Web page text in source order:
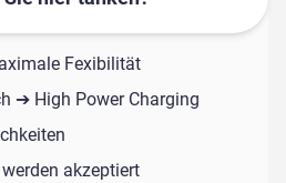
Fexibilität
➔ High Power Charging
akzeptiert